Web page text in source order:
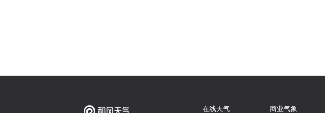
在线天气
商业气象